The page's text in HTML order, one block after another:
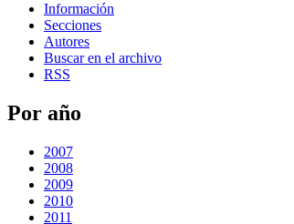
Información
Secciones
Autores
Buscar en el archivo
RSS
Por año
2007
2008
2009
2010
2011